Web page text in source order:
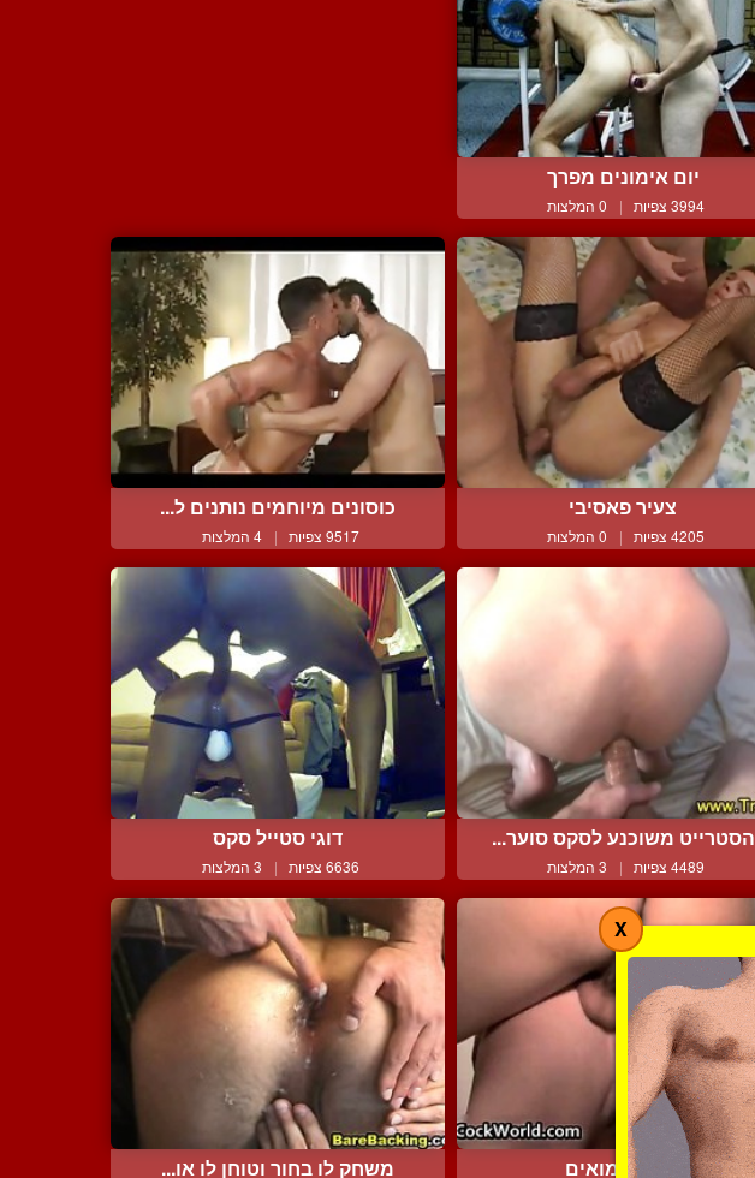
יום אימונים מפרך
3994 צפיות | 0 המלצות
צעיר פאסיבי
4205 צפיות | 0 המלצות
כוסונים מיוחמים נותנים ל...
9517 צפיות | 4 המלצות
הסטרייט משוכנע לסקס סוער...
4489 צפיות | 3 המלצות
דוגי סטייל סקס
6636 צפיות | 3 המלצות
סקס הומואים משחק לו בחור וטוחן לו או...
X